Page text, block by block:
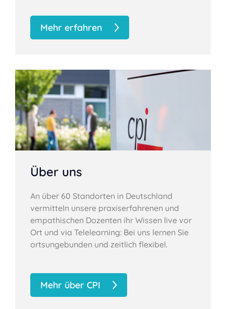
Mehr erfahren
Über uns
An über 60 Standorten in Deutschland
vermitteln unsere praxiserfahrenen und
empathischen Dozenten ihr Wissen live vor
Ort und via Telelearning: Bei uns lernen Sie
ortsungebunden und zeitlich flexibel.
Mehr über CPI